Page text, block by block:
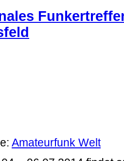
Amateurfunk Welt